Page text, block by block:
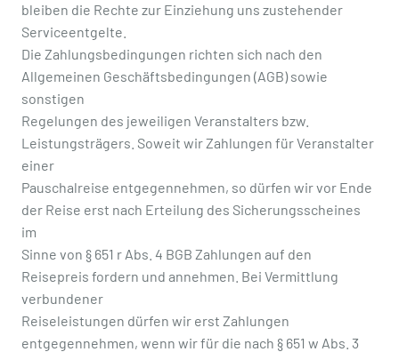
bleiben die Rechte zur Einziehung uns zustehender
Serviceentgelte.
Die Zahlungsbedingungen richten sich nach den
Allgemeinen Geschäftsbedingungen (AGB) sowie
sonstigen
Regelungen des jeweiligen Veranstalters bzw.
Leistungsträgers. Soweit wir Zahlungen für Veranstalter
einer
Pauschalreise entgegennehmen, so dürfen wir vor Ende
der Reise erst nach Erteilung des Sicherungsscheines
im
Sinne von § 651 r Abs. 4 BGB Zahlungen auf den
Reisepreis fordern und annehmen. Bei Vermittlung
verbundener
Reiseleistungen dürfen wir erst Zahlungen
entgegennehmen, wenn wir für die nach § 651 w Abs. 3